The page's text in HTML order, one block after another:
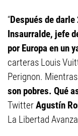
“Después de
Insaurralde, jefe
por Europa en un
carteras Louis
Perignon.
son pobres. Qué
TwitterAgustín
La Libertad